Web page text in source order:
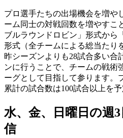
プロ選手たちの出場機会を増や
ーム同士の対戦回数を増やすこ
ブルラウンドロビン」形式から
形式（全チームによる総当たり
昨シーズンよりも28試合多い合
ンに行うことで、チームの戦術
ーグとして目指して参ります。
累計の試合数は100試合以上を予
水、金、日曜日の週
信